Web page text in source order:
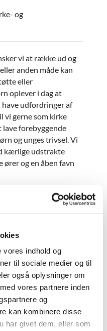
vores indhold og
til sociale medier og til
også oplysninger om
vores partnere inden
og
kan kombinere disse
har givet dem, eller som
og
vi at række ud og
anden måde kan
eller
oplever i dag at
have udfordringer af
vi gerne som kirke
forebyggende
og unges trivsel. Vi
kærlige udstrakte
og en åben favn
på at lære børnene, at
de er indrettet. Vi
blive bevidste om
muligt udnytter det.
der er svært og
med at finde
have særlige
men man skal være
sig selv og blive taget